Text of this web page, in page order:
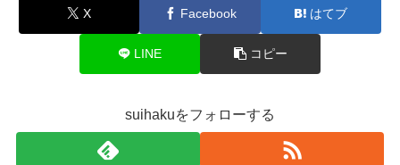
X Facebook はてブ
LINE コピー
suihakuをフォローする